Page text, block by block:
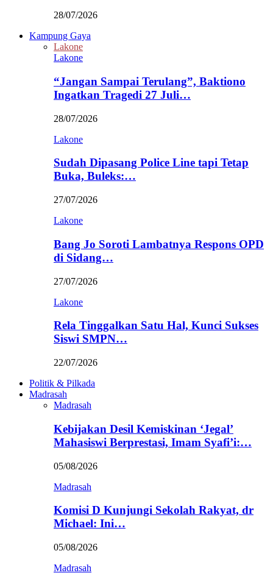
28/07/2026
Kampung Gaya
Lakone
Lakone
“Jangan Sampai Terulang”, Baktiono
Ingatkan Tragedi 27 Juli…
28/07/2026
Lakone
Sudah Dipasang Police Line tapi Tetap
Buka, Buleks:…
27/07/2026
Lakone
Bang Jo Soroti Lambatnya Respons OPD
di Sidang…
27/07/2026
Lakone
Rela Tinggalkan Satu Hal, Kunci Sukses
Siswi SMPN…
22/07/2026
Politik & Pilkada
Madrasah
Madrasah
Kebijakan Desil Kemiskinan ‘Jegal’
Mahasiswi Berprestasi, Imam Syafi’i:…
05/08/2026
Madrasah
Komisi D Kunjungi Sekolah Rakyat, dr
Michael: Ini…
05/08/2026
Madrasah